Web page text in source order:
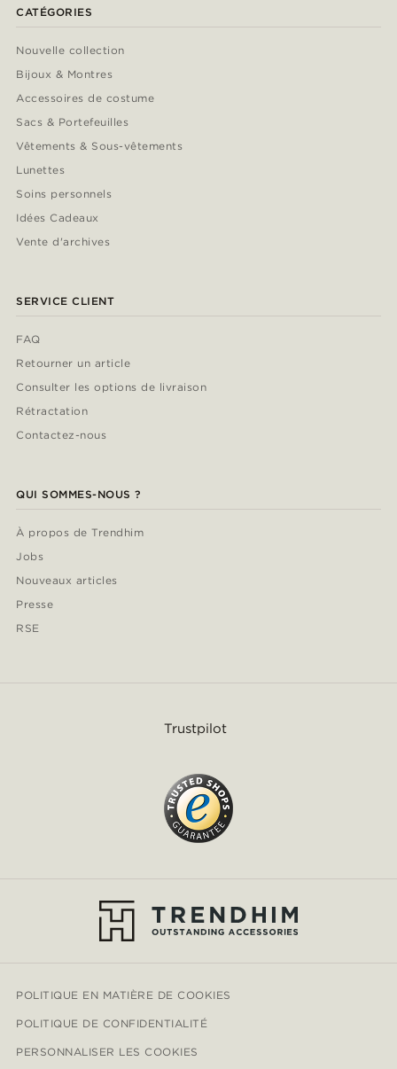
CATÉGORIES
Nouvelle collection
Bijoux & Montres
Accessoires de costume
Sacs & Portefeuilles
Vêtements & Sous-vêtements
Lunettes
Soins personnels
Idées Cadeaux
Vente d'archives
SERVICE CLIENT
FAQ
Retourner un article
Consulter les options de livraison
Rétractation
Contactez-nous
QUI SOMMES-NOUS ?
À propos de Trendhim
Jobs
Nouveaux articles
Presse
RSE
Trustpilot
POLITIQUE EN MATIÈRE DE COOKIES
POLITIQUE DE CONFIDENTIALITÉ
PERSONNALISER LES COOKIES